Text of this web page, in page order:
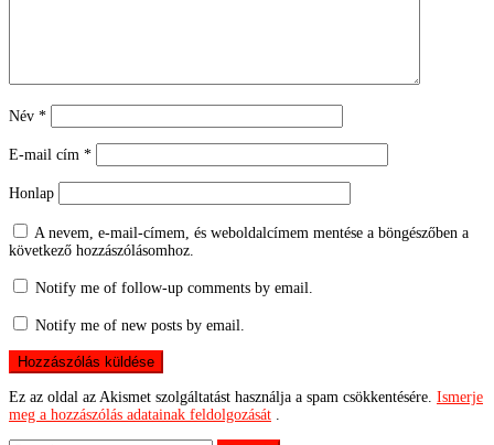
Név *
E-mail cím *
Honlap
A nevem, e-mail-címem, és weboldalcímem mentése a böngészőben a
következő hozzászólásomhoz.
Notify me of follow-up comments by email.
Notify me of new posts by email.
Ez az oldal az Akismet szolgáltatást használja a spam csökkentésére. Ismerje
meg a hozzászólás adatainak feldolgozását .